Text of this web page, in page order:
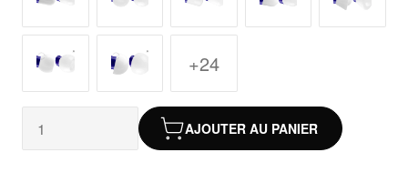
+24
AJOUTER AU PANIER